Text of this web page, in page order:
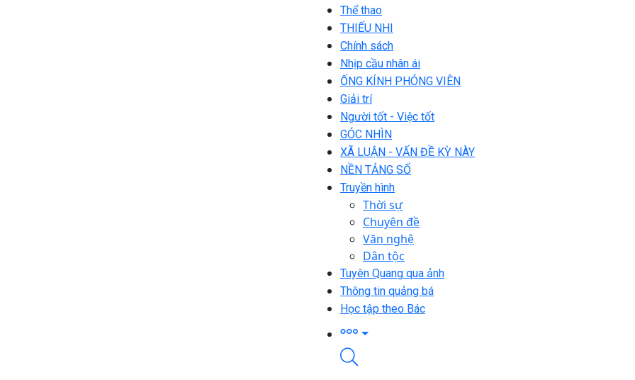
Thể thao
THIẾU NHI
Chính sách
Nhịp cầu nhân ái
ỐNG KÍNH PHÓNG VIÊN
Giải trí
Người tốt - Việc tốt
GÓC NHÌN
XÃ LUẬN - VẤN ĐỀ KỲ NÀY
NỀN TẢNG SỐ
Truyền hình
Thời sự
Chuyên đề
Văn nghệ
Dân tộc
Tuyên Quang qua ảnh
Thông tin quảng bá
Học tập theo Bác